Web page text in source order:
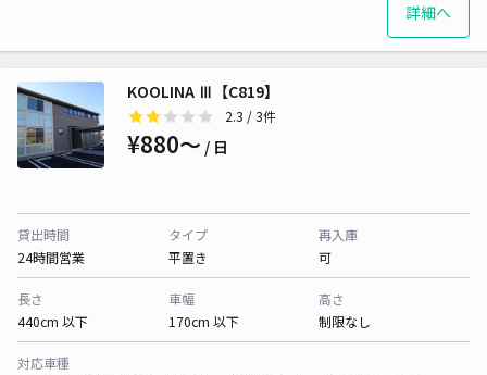
詳細へ
KOOLINA Ⅲ【C819】
2.3 / 3件
¥880〜 / 日
貸出時間
24時間営業
タイプ
平置き
再入庫
可
長さ
440cm 以下
車幅
170cm 以下
高さ
制限なし
対応車種